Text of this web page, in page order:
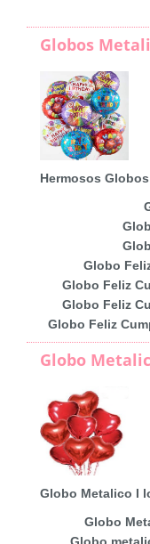
Globos
Hermosos
Globo
Globo Feliz
Globo Feliz
Globo Feliz
Globo
Globo Metalico I
Globo
Globo